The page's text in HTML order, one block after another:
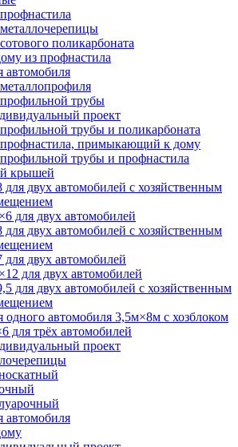
поликарбоната
из профнастила
автомобиля
трубы
проект
трубы и поликарбоната
примыкающий к дому
трубы и профнастила
крышей
для двух автомобилей с хозяйственным
для двух автомобилей
для двух автомобилей с хозяйственным
для двух автомобилей
для двух автомобилей
для двух автомобилей с хозяйственным
одного автомобиля 3,5м×8м с хозблоком
для трёх автомобилей
проект
автомобиля